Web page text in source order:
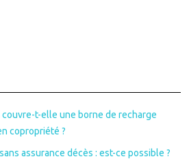
t-elle une borne de recharge
copropriété ?
assurance décès : est-ce possible ?